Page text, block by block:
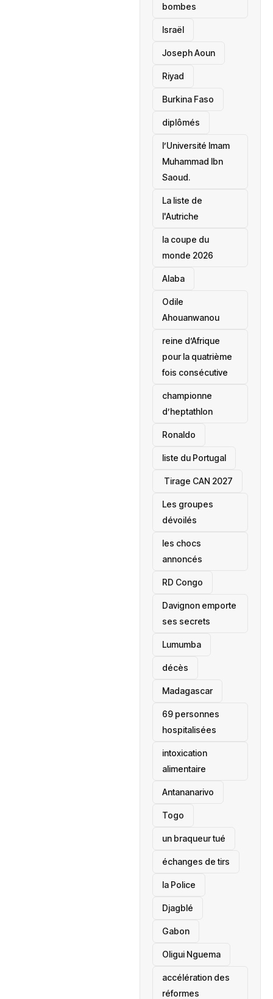
bombes
Israël
Joseph Aoun
Riyad
Burkina Faso
diplômés
l’Université Imam
Muhammad Ibn
Saoud.
‎La liste de
l'Autriche
la coupe du
monde 2026
Alaba
Odile
Ahouanwanou
reine d’Afrique
pour la quatrième
fois consécutive
championne
d’heptathlon
Ronaldo
liste du Portugal
‎ Tirage CAN 2027
Les groupes
dévoilés
les chocs
annoncés
‎RD Congo
Davignon emporte
ses secrets
Lumumba
décès
‎Madagascar
69 personnes
hospitalisées
intoxication
alimentaire
Antananarivo
‎Togo
un braqueur tué
échanges de tirs
la Police
Djagblé
Gabon
Oligui Nguema
accélération des
réformes